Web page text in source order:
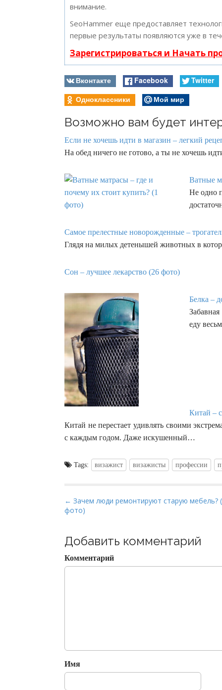
внимание.
SeoHammer еще предоставляет
первые результаты появляются уже в
Зарегистрироваться и Начать
Вконтакте Facebook
Twitter
Одноклассники
Мой мир
Возможно вам будет
Если не хочешь идти в магазин – легкий
На обед ничего не готово, а ты не хочешь
Ватные
Не одно
Самое прелестные новорожденные –
Глядя на милых детенышей животных в
Сон – лучшее лекарство (26 фото)
Белка –
еду
Китай –
Китай не перестает удивлять своими
с каждым годом. Даже искушенный…
Tags: визажист визажисты профессии
P
o
t
n
a
n
← Зачем люди ремонтируют старую мебель?
фото)
Добавить комментарий
Комментарий
Имя